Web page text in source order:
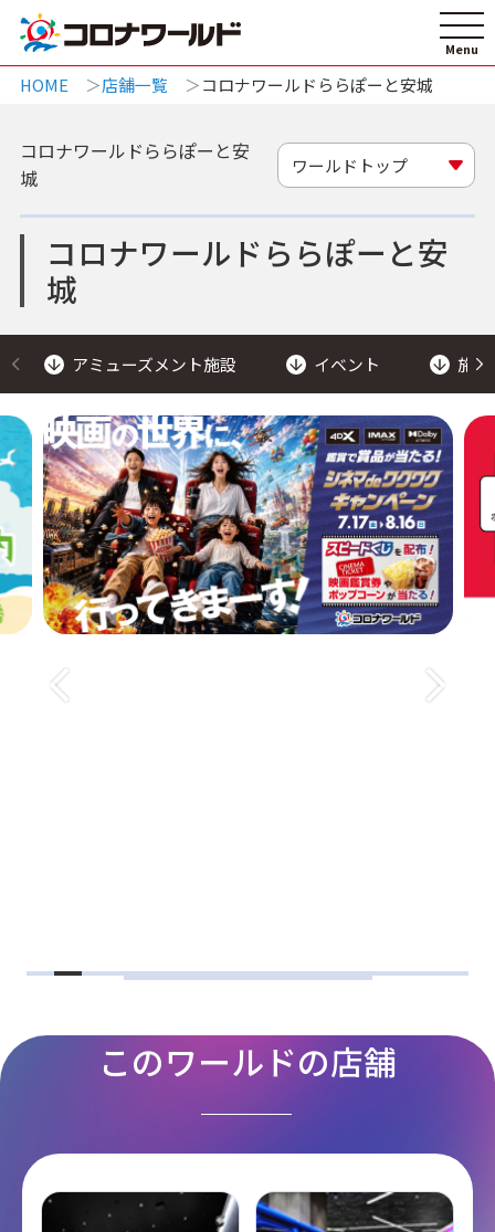
HOME 店舗一覧 コロナワールドららぽーと安城
コロナワールドららぽーと安
城
コロナワールドららぽーと安
城
ワールドトップ
アミューズメント施設 イベント 施
このワールドの店舗